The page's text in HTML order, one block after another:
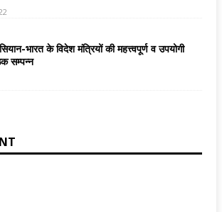
भारत के विदेश मंत्रियों की महत्त्वपूर्ण व उपयोगी
सम्पन्न